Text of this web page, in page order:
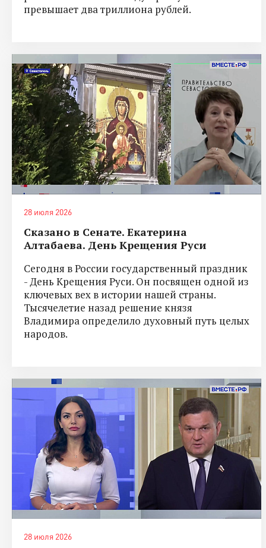
превышает два триллиона рублей.
28 июля 2026
Сказано в Сенате. Екатерина
Алтабаева. День Крещения Руси
Сегодня в России государственный праздник
- День Крещения Руси. Он посвящен одной из
ключевых вех в истории нашей страны.
Тысячелетие назад решение князя
Владимира определило духовный путь целых
народов.
28 июля 2026